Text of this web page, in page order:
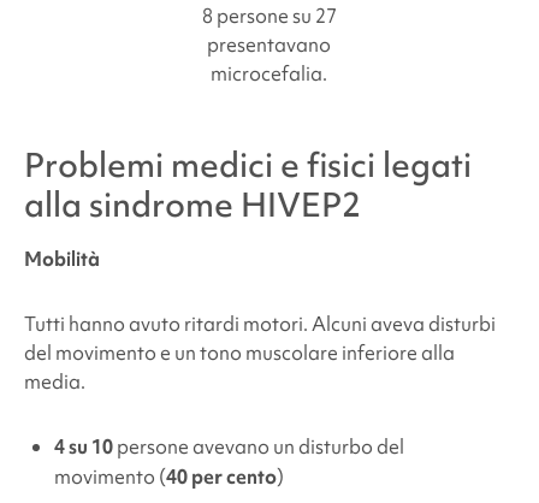
8 persone su 27
presentavano
microcefalia.
Problemi medici e fisici legati
alla sindrome HIVEP2
Mobilità
Tutti hanno avuto ritardi motori. Alcuni aveva disturbi
del movimento e un tono muscolare inferiore alla
media.
4 su 10persone avevano un disturbo del
movimento (40 per cento)